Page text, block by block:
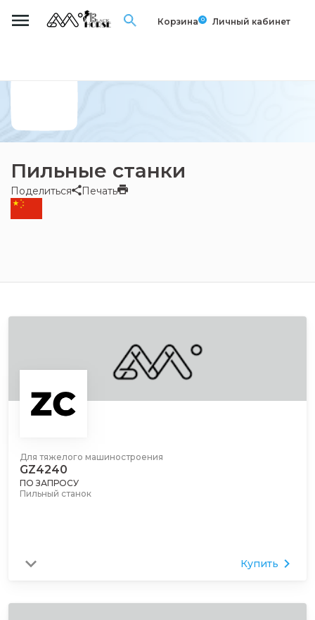
Корзина 0 Личный кабинет
Пильные станки
Поделиться Печать
Для тяжелого машиностроения
GZ4240
ПО ЗАПРОСУ
Пильный станок
Купить